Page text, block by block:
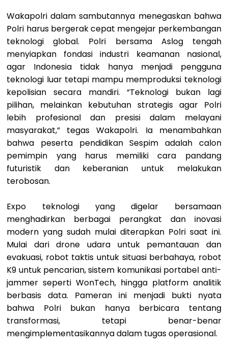
Wakapolri dalam sambutannya menegaskan bahwa
Polri harus bergerak cepat mengejar perkembangan
teknologi global. Polri bersama Aslog tengah
menyiapkan fondasi industri keamanan nasional,
agar Indonesia tidak hanya menjadi pengguna
teknologi luar tetapi mampu memproduksi teknologi
kepolisian secara mandiri. “Teknologi bukan lagi
pilihan, melainkan kebutuhan strategis agar Polri
lebih profesional dan presisi dalam melayani
masyarakat,” tegas Wakapolri. Ia menambahkan
bahwa peserta pendidikan Sespim adalah calon
pemimpin yang harus memiliki cara pandang
futuristik dan keberanian untuk melakukan
terobosan.
Expo teknologi yang digelar bersamaan
menghadirkan berbagai perangkat dan inovasi
modern yang sudah mulai diterapkan Polri saat ini.
Mulai dari drone udara untuk pemantauan dan
evakuasi, robot taktis untuk situasi berbahaya, robot
K9 untuk pencarian, sistem komunikasi portabel anti-
jammer seperti WonTech, hingga platform analitik
berbasis data. Pameran ini menjadi bukti nyata
bahwa Polri bukan hanya berbicara tentang
transformasi, tetapi benar-benar
mengimplementasikannya dalam tugas operasional.